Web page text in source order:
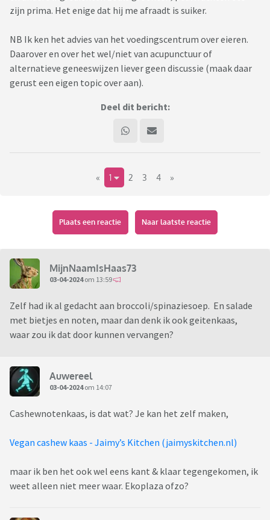
zijn prima. Het enige dat hij me afraadt is suiker.
NB Ik ken het advies van het voedingscentrum over eieren.
Daarover en over het wel/niet van acupunctuur of
alternatieve geneeswijzen liever geen discussie (maak daar
gerust een eigen topic over aan).
Deel dit bericht:
« 1 2 3 4 »
Plaats een reactie Naar laatste reactie
MijnNaamIsHaas73
03-04-2024om 13:59
Zelf had ik al gedacht aan broccoli/spinaziesoep. En salade
met bietjes en noten, maar dan denk ik ook geitenkaas,
waar zou ik dat door kunnen vervangen?
Auwereel
03-04-2024om 14:07
Cashewnotenkaas, is dat wat? Je kan het zelf maken,
Vegan cashew kaas - Jaimy’s Kitchen (jaimyskitchen.nl)
maar ik ben het ook wel eens kant & klaar tegengekomen, ik
weet alleen niet meer waar. Ekoplaza ofzo?